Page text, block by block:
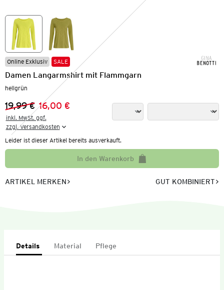
Online Exklusiv SALE
Damen Langarmshirt mit Flammgarn
hellgrün
Vorheriger Preis:
19,99 €
Neuer Preis:
16,00 €
inkl. MwSt. ggf.
zzgl. Versandkosten
Leider ist dieser Artikel bereits ausverkauft.
In den Warenkorb
ARTIKEL MERKEN GUT KOMBINIERT
Details Material Pflege